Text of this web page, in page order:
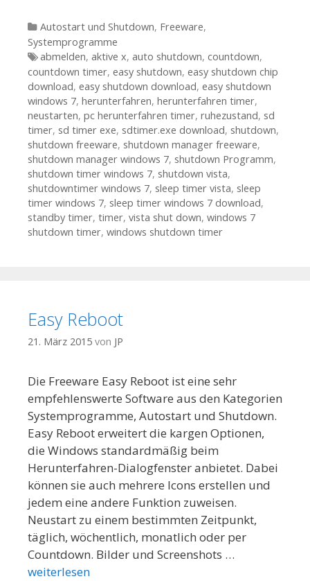
Kategorien
Autostart und Shutdown, Freeware,
Systemprogramme
Tags
abmelden, aktive x, auto shutdown, countdown,
countdown timer, easy shutdown, easy shutdown chip
download, easy shutdown download, easy shutdown
windows 7, herunterfahren, herunterfahren timer,
neustarten, pc herunterfahren timer, ruhezustand, sd
timer, sd timer exe, sdtimer.exe download, shutdown,
shutdown freeware, shutdown manager freeware,
shutdown manager windows 7, shutdown Programm,
shutdown timer windows 7, shutdown vista,
shutdowntimer windows 7, sleep timer vista, sleep
timer windows 7, sleep timer windows 7 download,
standby timer, timer, vista shut down, windows 7
shutdown timer, windows shutdown timer
Easy Reboot
21. März 2015 von JP
Die Freeware Easy Reboot ist eine sehr
empfehlenswerte Software aus den Kategorien
Systemprogramme, Autostart und Shutdown.
Easy Reboot erweitert die kargen Optionen,
die Windows standardmäßig beim
Herunterfahren-Dialogfenster anbietet. Dabei
können sie auch mehrere Icons erstellen und
jedem eine andere Funktion zuweisen.
Neustart zu einem bestimmten Zeitpunkt,
täglich, wöchentlich, monatlich oder per
Countdown. Bilder und Screenshots …
weiterlesen